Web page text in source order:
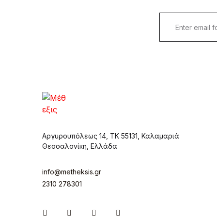
Αργυρουπόλεως 14, ΤΚ 55131, Καλαμαριά
Θεσσαλονίκη, Ελλάδα
info@metheksis.gr
2310 278301
InstagramFacebookTwitter